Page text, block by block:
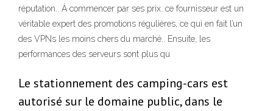
réputation.. À commencer par ses prix. ce fournisseur est un
véritable expert des promotions régulières, ce qui en fait l’un
des VPNs les moins chers du marché.. Ensuite, les
performances des serveurs sont plus qu
Le stationnement des camping-cars est
autorisé sur le domaine public, dans le